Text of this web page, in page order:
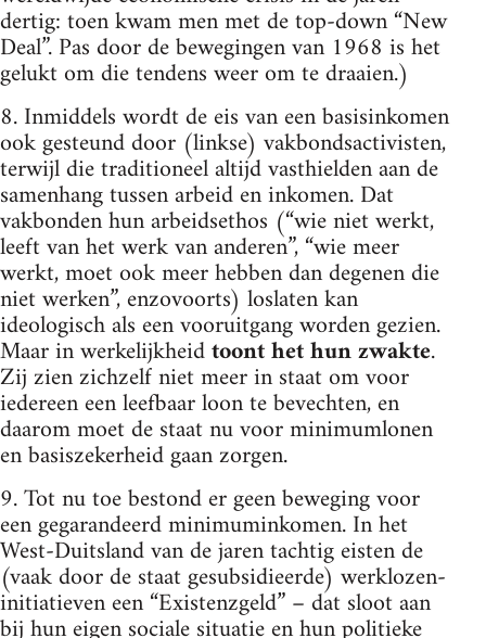
dertig: toen kwam men met de top-down “New
Deal”. Pas door de bewegingen van 1968 is het
gelukt om die tendens weer om te draaien.)
8. Inmiddels wordt de eis van een basisinkomen
ook gesteund door (linkse) vakbondsactivisten,
terwijl die traditioneel altijd vasthielden aan de
samenhang tussen arbeid en inkomen. Dat
vakbonden hun arbeidsethos (“wie niet werkt,
leeft van het werk van anderen”, “wie meer
werkt, moet ook meer hebben dan degenen die
niet werken”, enzovoorts) loslaten kan
ideologisch als een vooruitgang worden gezien.
Maar in werkelijkheidtoont het hun zwakte.
Zij zien zichzelf niet meer in staat om voor
iedereen een leefbaar loon te bevechten, en
daarom moet de staat nu voor minimumlonen
en basiszekerheid gaan zorgen.
9. Tot nu toe bestond er geen beweging voor
een gegarandeerd minimuminkomen. In het
West-Duitsland van de jaren tachtig eisten de
(vaak door de staat gesubsidieerde) werklozen-
initiatieven een “Existenzgeld” – dat sloot aan